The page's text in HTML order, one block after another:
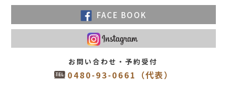
FACE BOOK
お問い合わせ・予約受付
0480-93-0661（代表）